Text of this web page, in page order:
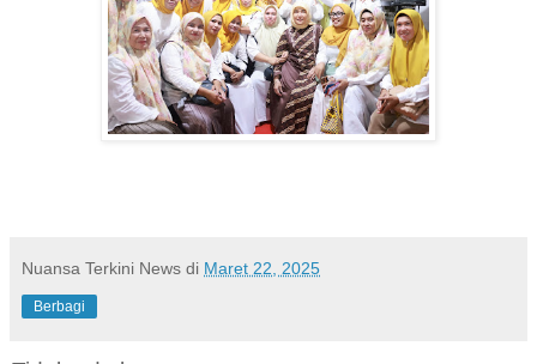
Nuansa Terkini News di Maret 22, 2025
Berbagi